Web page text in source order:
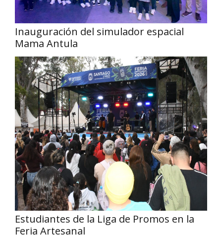
Inauguración del simulador espacial
Mama Antula
Estudiantes de la Liga de Promos en la
Feria Artesanal